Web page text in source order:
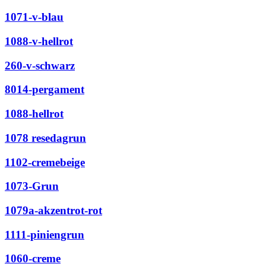
1071-v-blau
1088-v-hellrot
260-v-schwarz
8014-pergament
1088-hellrot
1078 resedagrun
1102-cremebeige
1073-Grun
1079a-akzentrot-rot
1111-piniengrun
1060-creme